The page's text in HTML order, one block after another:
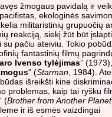
žmogaus pavidalą ir
ekologinės
militaristinių grupuočių
reakciją, siekį žūt būt
pačiu ateiviu. Tokio
fantastinių filmų
Ivenso tylėjimas”
“ (Starman , 1984).
išreikšti kine
problemas, kaip tai ryšku
(Brother from Another Planet
ir iš esmės vaizdingai